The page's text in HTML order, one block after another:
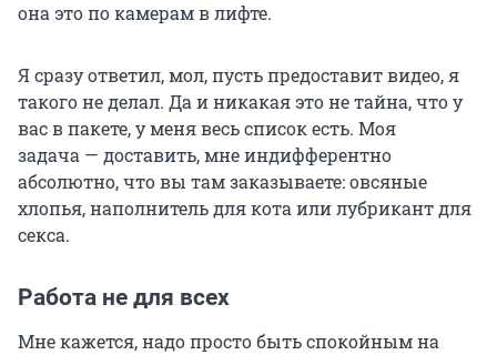
она это по камерам в лифте.
Я сразу ответил, мол, пусть предоставит видео, я
такого не делал. Да и никакая это не тайна, что у
вас в пакете, у меня весь список есть. Моя
задача — доставить, мне индифферентно
абсолютно, что вы там заказываете: овсяные
хлопья, наполнитель для кота или лубрикант для
секса.
Работа не для всех
Мне кажется, надо просто быть спокойным на